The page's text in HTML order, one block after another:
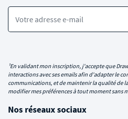
Votre adresse e-mail
¹En validant mon inscription, j'accepte que
interactions avec ses emails afin d'adapter le
communications, et de maintenir la qualité de
modifier mes préférences à tout moment sans
Nos réseaux sociaux